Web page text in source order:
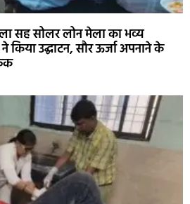
सह सोलर लोन मेला का भव्य
उद्घाटन, सौर ऊर्जा अपनाने के